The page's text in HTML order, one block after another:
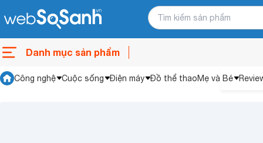
Danh mục sản phẩm
Công nghệ Cuộc sống Điện máy Đồ thể thaoMẹ và Bé